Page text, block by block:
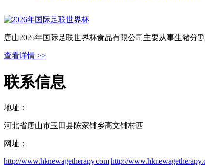
唐山2026年国际足联世界杯食品有限公司主要从事生猪
查看详情 >>
联系信息
地址：
河北省唐山市玉田县陈家铺乡高文铺村西
网址：
http://www.hknewagetherapy.com http://